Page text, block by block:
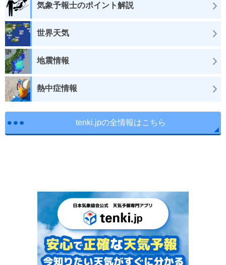
気象予報士のポイント解説
世界天気
地震情報
熱中症情報
tenki.jpの全情報はこちら